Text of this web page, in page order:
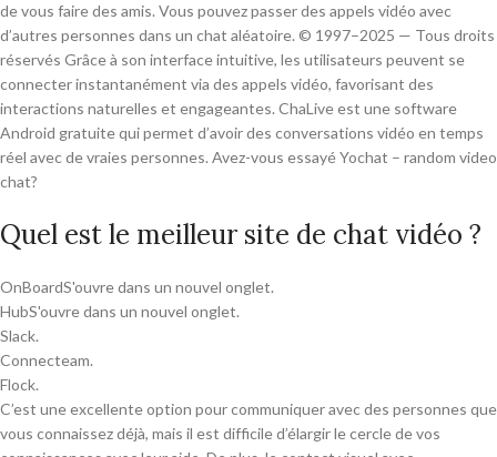
de vous faire des amis. Vous pouvez passer des appels vidéo avec
d’autres personnes dans un chat aléatoire. © 1997–2025 — Tous droits
réservés Grâce à son interface intuitive, les utilisateurs peuvent se
connecter instantanément via des appels vidéo, favorisant des
interactions naturelles et engageantes. ChaLive est une software
Android gratuite qui permet d’avoir des conversations vidéo en temps
réel avec de vraies personnes. Avez-vous essayé Yochat – random video
chat?
Quel est le meilleur site de chat vidéo ?
OnBoardS'ouvre dans un nouvel onglet.
HubS'ouvre dans un nouvel onglet.
Slack.
Connecteam.
Flock.
C’est une excellente option pour communiquer avec des personnes que
vous connaissez déjà, mais il est difficile d’élargir le cercle de vos